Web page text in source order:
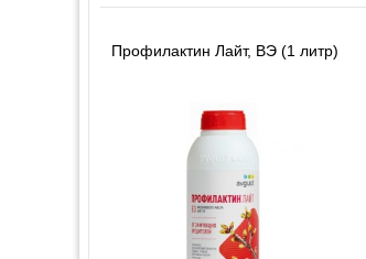
Профилактин Лайт, ВЭ (1 литр)